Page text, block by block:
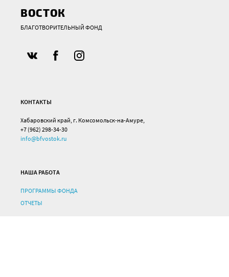
ВОСТОК
БЛАГОТВОРИТЕЛЬНЫЙ ФОНД
КОНТАКТЫ
Хабаровский край, г. Комсомольск-на-Амуре,
+7 (962) 298-34-30
info@bfvostok.ru
НАША РАБОТА
ПРОГРАММЫ ФОНДА
ОТЧЕТЫ